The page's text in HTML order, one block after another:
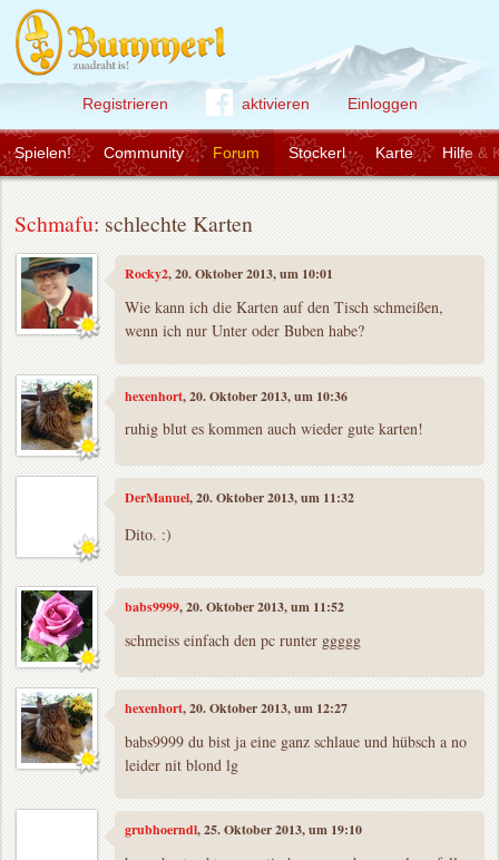
Registrieren aktivieren Einloggen
Community Forum Stockerl Karte Hilfe &
Spielen!
Schmafu: schlechte Karten
Rocky2, 20. Oktober 2013, um 10:01
Wie kann ich die Karten auf den Tisch schmeißen,
wenn ich nur Unter oder Buben habe?
hexenhort, 20. Oktober 2013, um 10:36
ruhig blut es kommen auch wieder gute karten!
DerManuel, 20. Oktober 2013, um 11:32
Dito. :)
babs9999, 20. Oktober 2013, um 11:52
schmeiss einfach den pc runter ggggg
hexenhort, 20. Oktober 2013, um 12:27
babs9999 du bist ja eine ganz schlaue und hübsch a no
leider nit blond lg
grubhoerndl, 25. Oktober 2013, um 19:10